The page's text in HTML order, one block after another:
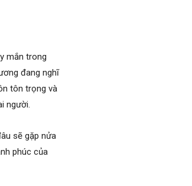
mắn trong
đang nghĩ
tôn trọng và
người.
sẽ gặp nửa
phúc của